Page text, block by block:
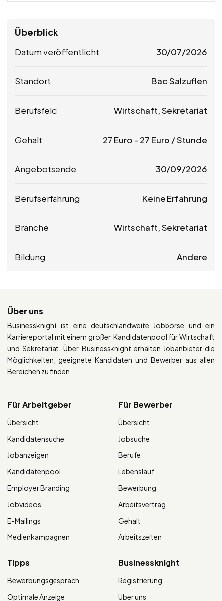
Überblick
Datum veröffentlicht 30/07/2026
Standort Bad Salzuflen
Berufsfeld Wirtschaft, Sekretariat
Gehalt 27 Euro - 27 Euro / Stunde
Angebotsende 30/09/2026
Berufserfahrung Keine Erfahrung
Branche Wirtschaft, Sekretariat
Bildung Andere
Über uns
Businessknight ist eine deutschlandweite Jobbörse und ein
Karriereportal mit einem großen Kandidatenpool für Wirtschaft
und Sekretariat. Über Businessknight erhalten Jobanbieter die
Möglichkeiten, geeignete Kandidaten und Bewerber aus allen
Bereichen zu finden.
Für Arbeitgeber
Übersicht
Kandidatensuche
Jobanzeigen
Kandidatenpool
Employer Branding
Jobvideos
E-Mailings
Medienkampagnen
Für Bewerber
Übersicht
Jobsuche
Berufe
Lebenslauf
Bewerbung
Arbeitsvertrag
Gehalt
Arbeitszeiten
Tipps
Bewerbungsgespräch
Optimale Anzeige
Businessknight
Registrierung
Über uns